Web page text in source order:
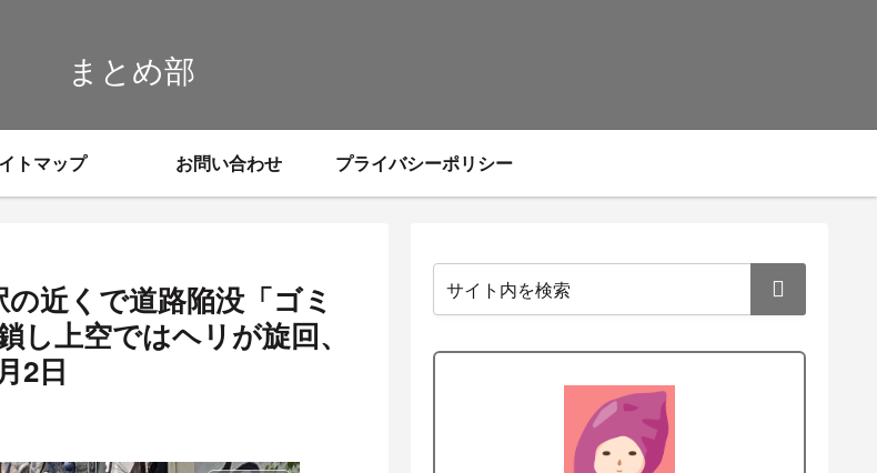
まとめ部
トマップ お問い合わせ プライバシーポリシー
近くで道路陥没「ゴミ
上空ではヘリが旋回、
2日